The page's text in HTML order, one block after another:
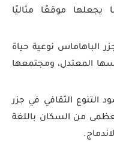
يجعلها موقعًا مثاليًا
الباهاماس نوعية حياة
المعتدل، ومجتمعها
التنوع الثقافي في جزر
من السكان باللغة